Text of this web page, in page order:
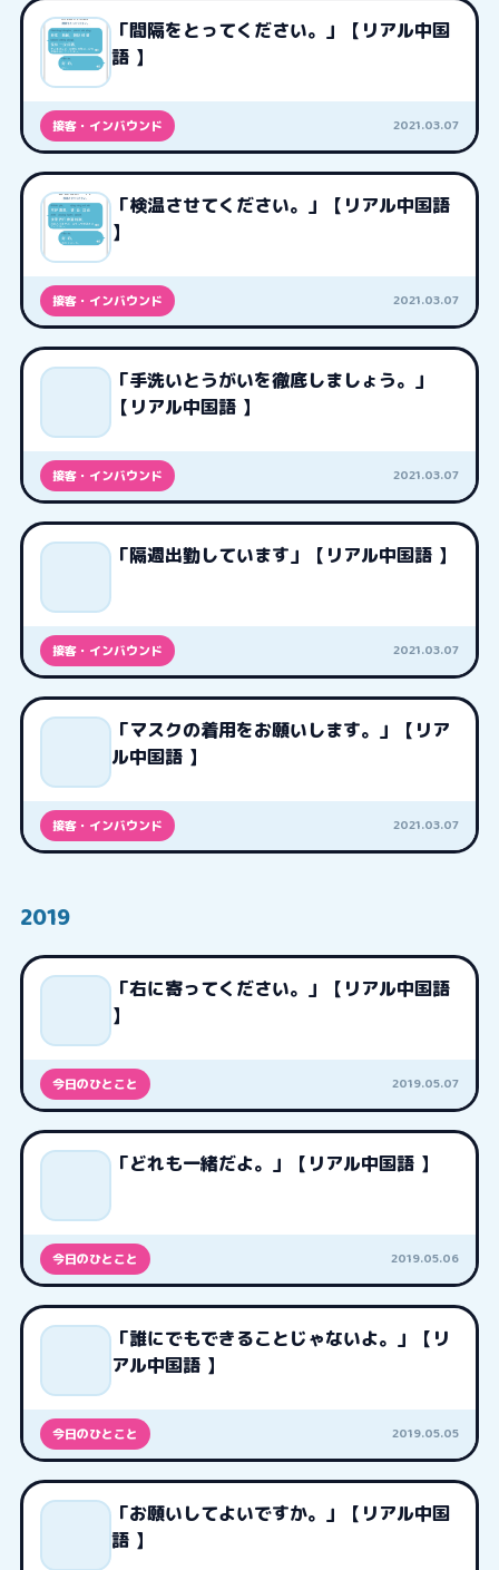
「間隔をとってください。」【リアル中国
語 】
接客・インバウンド 2021.03.07
「検温させてください。」【リアル中国語
】
接客・インバウンド 2021.03.07
「手洗いとうがいを徹底しましょう。」
【リアル中国語 】
接客・インバウンド 2021.03.07
「隔週出勤しています」【リアル中国語 】
接客・インバウンド 2021.03.07
「マスクの着用をお願いします。」【リア
ル中国語 】
接客・インバウンド 2021.03.07
2019
「右に寄ってください。」【リアル中国語
】
今日のひとこと 2019.05.07
「どれも一緒だよ。」【リアル中国語 】
今日のひとこと 2019.05.06
「誰にでもできることじゃないよ。」【リ
アル中国語 】
今日のひとこと 2019.05.05
「お願いしてよいですか。」【リアル中国
語 】